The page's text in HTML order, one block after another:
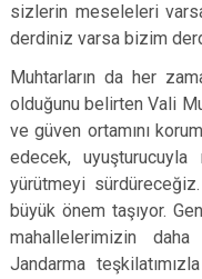
sizlerin meseleleri
derdiniz varsa bizim
Muhtarların da her
olduğunu belirten Vali
ve güven ortamını
edecek,
yürütmeyi
büyük önem taşıyor.
mahallelerimizin
Jandarma